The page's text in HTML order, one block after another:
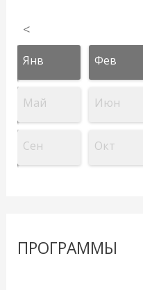
<
Янв Фев
Май Июн
Сен Окт
ПРОГРАММЫ